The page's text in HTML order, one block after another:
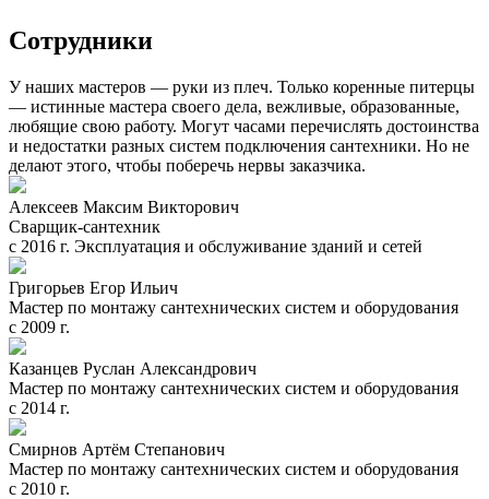
Сотрудники
У наших мастеров — руки из плеч. Только коренные питерцы
— истинные мастера своего дела, вежливые, образованные,
любящие свою работу. Могут часами перечислять достоинства
и недостатки разных систем подключения сантехники. Но не
делают этого, чтобы поберечь нервы заказчика.
Алексеев Максим Викторович
Сварщик-сантехник
с 2016 г. Эксплуатация и обслуживание зданий и сетей
Григорьев Егор Ильич
Мастер по монтажу сантехнических систем и оборудования
с 2009 г.
Казанцев Руслан Александрович
Мастер по монтажу сантехнических систем и оборудования
с 2014 г.
Смирнов Артём Степанович
Мастер по монтажу сантехнических систем и оборудования
с 2010 г.